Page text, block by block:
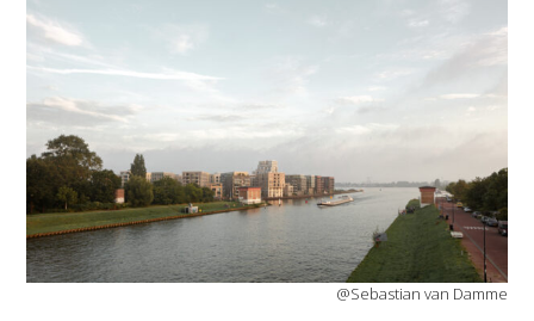
@Sebastian van Damme